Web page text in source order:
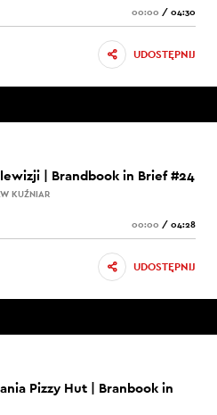
00:00 / 04:30
UDOSTĘPNIJ
| Brandbook in Brief #24
KUŹNIAR
00:00 / 04:28
UDOSTĘPNIJ
Pizzy Hut | Branbook in